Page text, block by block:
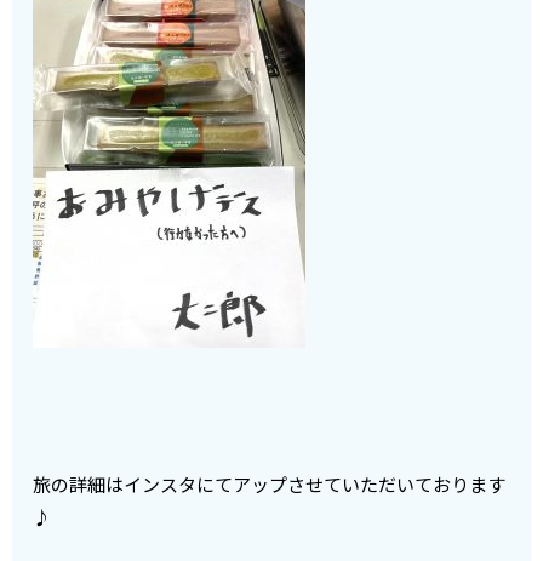
旅の詳細はインスタにてアップさせていただいております
♪